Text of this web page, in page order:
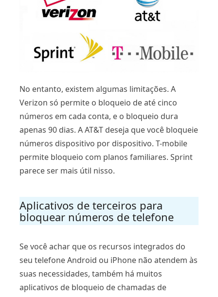
No entanto, existem algumas limitações. A
Verizon só permite o bloqueio de até cinco
números em cada conta, e o bloqueio dura
apenas 90 dias. A AT&T deseja que você bloqueie
números dispositivo por dispositivo. T-mobile
permite bloqueio com planos familiares. Sprint
parece ser mais útil nisso.
Aplicativos de terceiros para
bloquear números de telefone
Se você achar que os recursos integrados do
seu telefone Android ou iPhone não atendem às
suas necessidades, também há muitos
aplicativos de bloqueio de chamadas de